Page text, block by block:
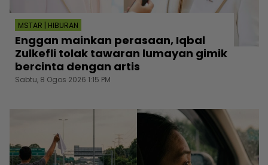
MSTAR | HIBURAN
Enggan mainkan perasaan, Iqbal
Zulkefli tolak tawaran lumayan gimik
bercinta dengan artis
Sabtu, 8 Ogos 2026 1:15 PM